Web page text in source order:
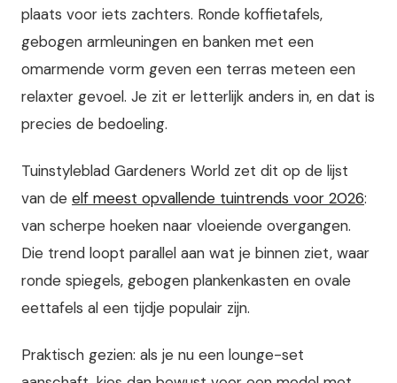
plaats voor iets zachters. Ronde koffietafels,
gebogen armleuningen en banken met een
omarmende vorm geven een terras meteen een
relaxter gevoel. Je zit er letterlijk anders in, en dat is
precies de bedoeling.
Tuinstyleblad Gardeners World zet dit op de lijst
van de elf meest opvallende tuintrends voor 2026:
van scherpe hoeken naar vloeiende overgangen.
Die trend loopt parallel aan wat je binnen ziet, waar
ronde spiegels, gebogen plankenkasten en ovale
eettafels al een tijdje populair zijn.
Praktisch gezien: als je nu een lounge-set